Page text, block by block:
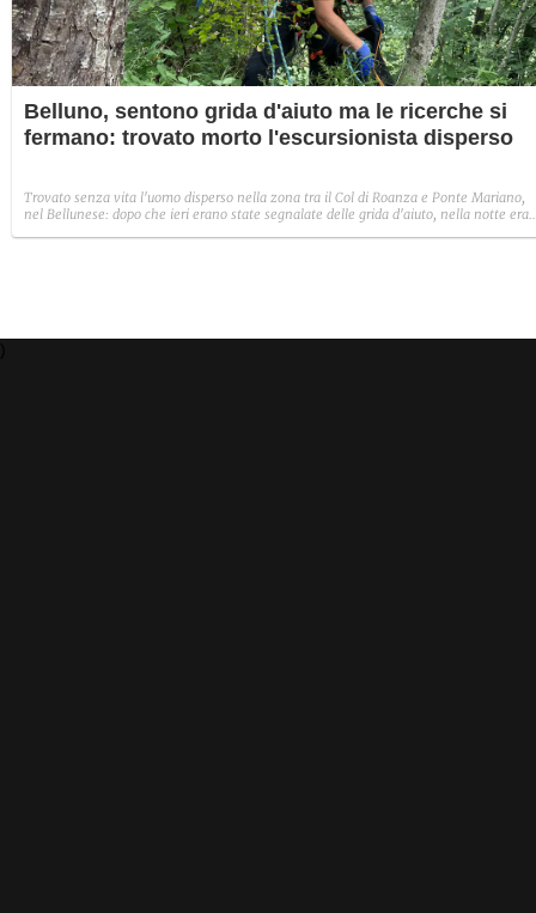
Belluno, sentono grida d'aiuto ma le ricerche si
fermano: trovato morto l'escursionista disperso
Trovato senza vita l'uomo disperso nella zona tra il Col di Roanza e Ponte Mariano,
nel Bellunese: dopo che ieri erano state segnalate delle grida d'aiuto, nella notte era